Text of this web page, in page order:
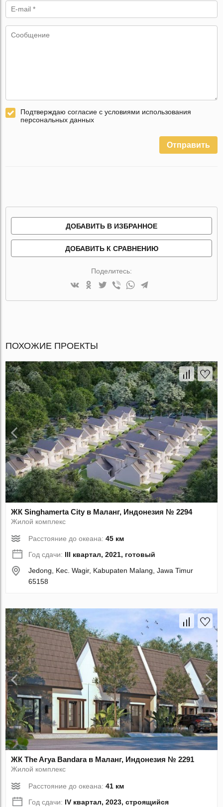
Подтверждаю согласие с условиями использования
персональных данных
Отправить
ДОБАВИТЬ В ИЗБРАННОЕ
ДОБАВИТЬ К СРАВНЕНИЮ
Поделитесь:
ПОХОЖИЕ ПРОЕКТЫ
ЖК Singhamerta City в Маланг, Индонезия № 2294
Жилой комплекс
Расстояние до океана:45 км
Год сдачи: III квартал, 2021, готовый
Jedong, Kec. Wagir, Kabupaten Malang, Jawa Timur
65158
ЖК The Arya Bandara в Маланг, Индонезия № 2291
Жилой комплекс
Расстояние до океана:41 км
Год сдачи: IV квартал, 2023, строящийся